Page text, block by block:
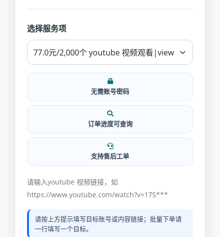
选择服务项
无需账号密码
订单进度可查询
支持售后工单
请输入youtube 视频链接，如
https://www.youtube.com/watch?v=17S***
请按上方提示填写目标账号或内容链接；批量下单请
一行填写一个目标。